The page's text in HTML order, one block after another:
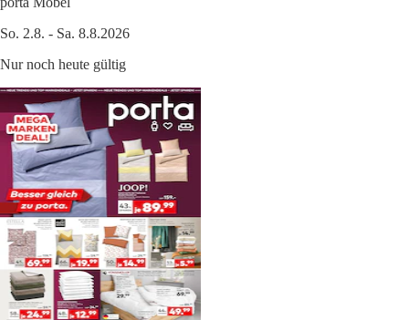
So. 2.8. - Sa. 8.8.2026
Nur noch heute gültig